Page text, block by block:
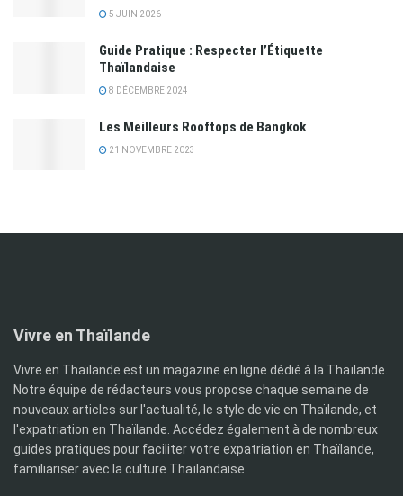
5 JUIN 2026
Guide Pratique : Respecter l’Étiquette
Thaïlandaise
8 DÉCEMBRE 2024
Les Meilleurs Rooftops de Bangkok
21 NOVEMBRE 2023
Vivre en Thaïlande
Vivre en Thaïlande est un magazine en ligne dédié à la Thaïlande.
Notre équipe de rédacteurs vous propose chaque semaine de
nouveaux articles sur l'actualité, le style de vie en Thaïlande, et
l'expatriation en Thaïlande. Accédez également à de nombreux
guides pratiques pour faciliter votre expatriation en Thaïlande,
familiariser avec la culture Thaïlandaise